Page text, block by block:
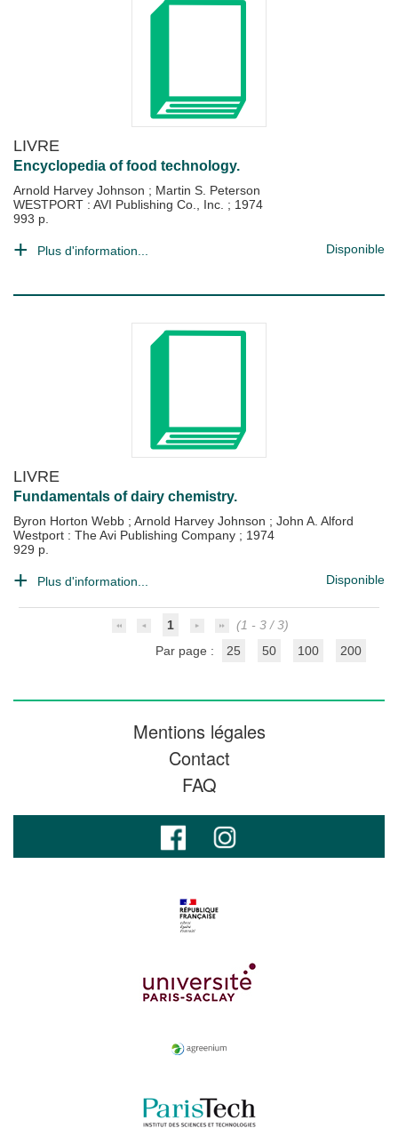
LIVRE
Encyclopedia of food technology.
Arnold Harvey Johnson ; Martin S. Peterson
WESTPORT : AVI Publishing Co., Inc. ; 1974
993 p.
Plus d'information... Disponible
LIVRE
Fundamentals of dairy chemistry.
Byron Horton Webb ; Arnold Harvey Johnson ; John A. Alford
Westport : The Avi Publishing Company ; 1974
929 p.
Plus d'information... Disponible
1
(1 - 3 / 3)
Par page :
25 50 100 200
Mentions légales
Contact
FAQ